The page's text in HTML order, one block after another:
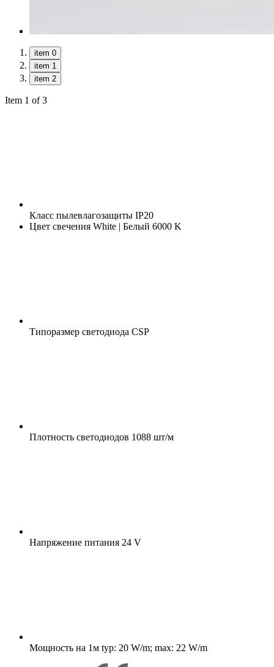
item 0
item 1
item 2
Item 1 of 3
Класс пылевлагозащиты IP20
Цвет свечения White | Белый 6000 K
Типоразмер светодиода CSP
Плотность светодиодов 1088 шт/м
Напряжение питания 24 V
Мощность на 1м typ: 20 W/m; max: 22 W/m